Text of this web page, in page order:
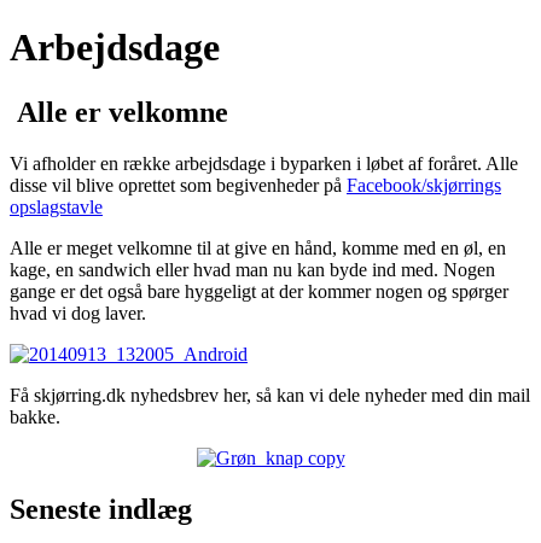
Arbejdsdage
Alle er velkomne
Vi afholder en række arbejdsdage i byparken i løbet af foråret. Alle
disse vil blive oprettet som begivenheder på Facebook/skjørrings
opslagstavle
Alle er meget velkomne til at give en hånd, komme med en øl, en
kage, en sandwich eller hvad man nu kan byde ind med. Nogen
gange er det også bare hyggeligt at der kommer nogen og spørger
hvad vi dog laver.
Få skjørring.dk nyhedsbrev her, så kan vi dele nyheder med din mail
bakke.
Seneste indlæg